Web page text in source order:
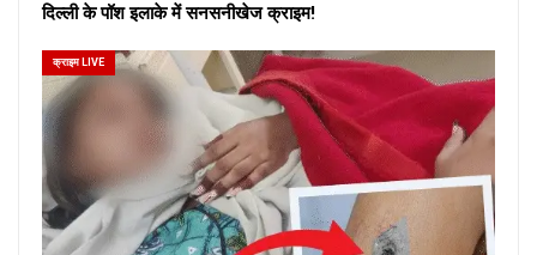
दिल्ली के पॉश इलाके में सनसनीखेज क्राइम!
क्राइम LIVE